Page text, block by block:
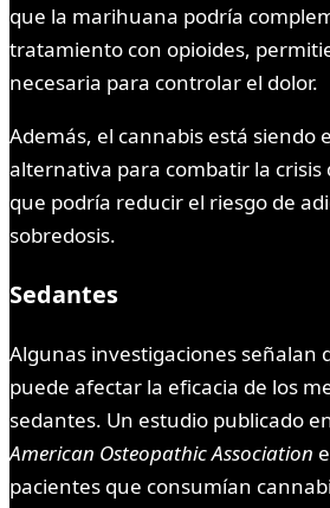
que la marihuana podría
tratamiento con opioides,
necesaria para controlar el dolor.
Además, el cannabis está siendo
alternativa para combatir la crisis
que podría reducir el riesgo de
sobredosis.
Sedantes
Algunas investigaciones señalan
puede afectar la eficacia de los
sedantes. Un estudio publicado
American Osteopathic Association
pacientes que consumían